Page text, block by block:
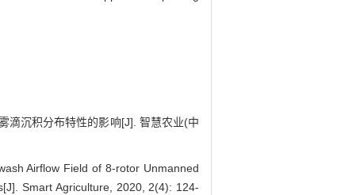
滴沉积分布特性的影响[J]. 智慧农业(中
Airflow Field of 8-rotor Unmanned
Smart Agriculture, 2020, 2(4): 124-